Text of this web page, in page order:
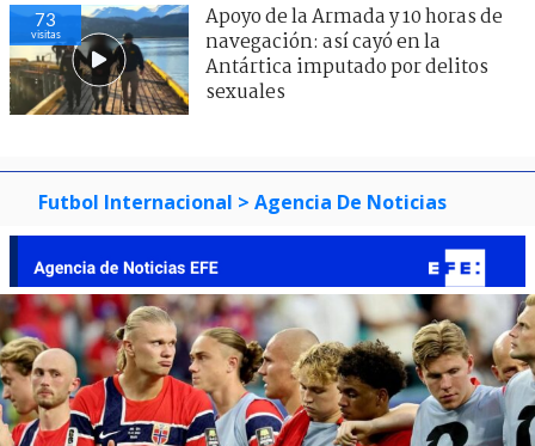
73
visitas
Apoyo de la Armada y 10 horas de
navegación: así cayó en la
Antártica imputado por delitos
sexuales
Futbol Internacional > Agencia De Noticias